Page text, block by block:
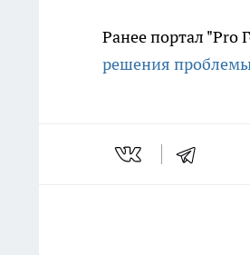
Ранее портал "Pro
решения